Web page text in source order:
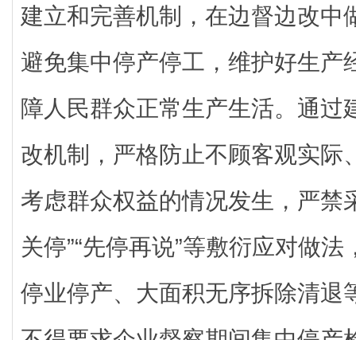
建立和完善机制，在边督边改中
避免集中停产停工，维护好生产
障人民群众正常生产生活。通过
改机制，严格防止不顾客观实际
考虑群众权益的情况发生，严禁
关停”“先停再说”等敷衍应对做
停业停产、大面积无序拆除清退